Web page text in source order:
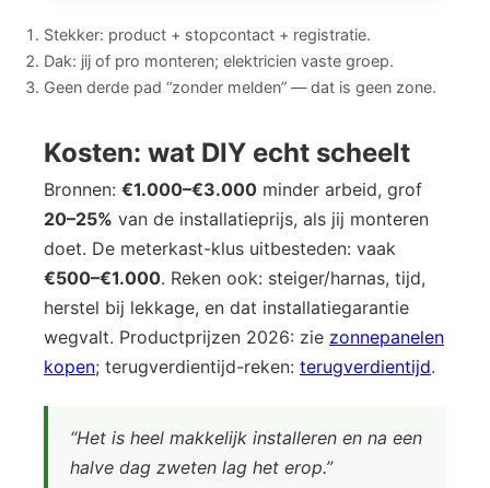
Stekker: product + stopcontact + registratie.
Dak: jij of pro monteren; elektricien vaste groep.
Geen derde pad “zonder melden” — dat is geen zone.
Kosten: wat DIY echt scheelt
Bronnen: €1.000–€3.000 minder arbeid, grof
20–25% van de installatieprijs, als jij monteren
doet. De meterkast-klus uitbesteden: vaak
€500–€1.000. Reken ook: steiger/harnas, tijd,
herstel bij lekkage, en dat installatiegarantie
wegvalt. Productprijzen 2026: zie zonnepanelen
kopen; terugverdientijd-reken: terugverdientijd.
“Het is heel makkelijk installeren en na een
halve dag zweten lag het erop.”